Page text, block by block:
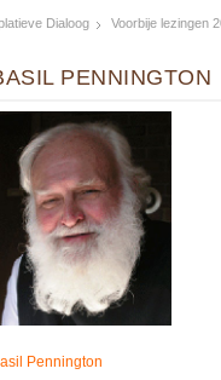
Dialoog Voorbije lezingen
PENNINGTON
Pennington